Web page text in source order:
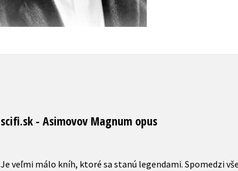
scifi.sk - Asimovov Magnum opus
Je veľmi málo kníh, ktoré sa stanú legendami. Spomedzi